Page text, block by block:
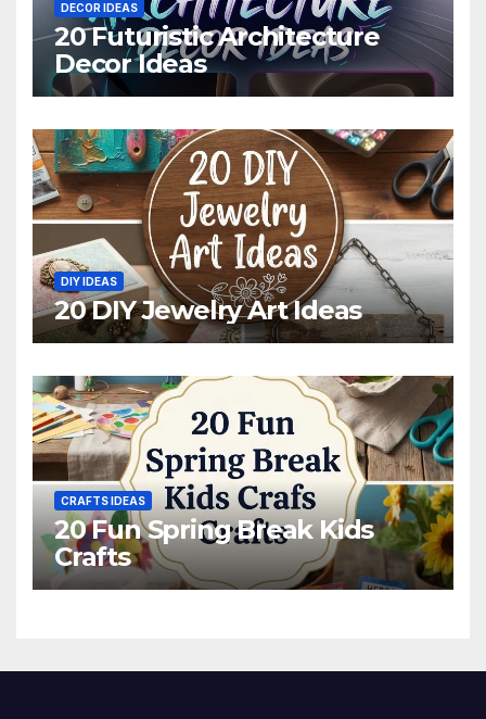
DECOR IDEAS
20 Futuristic Architecture
Decor Ideas
DIY IDEAS
20 DIY Jewelry Art Ideas
CRAFTS IDEAS
20 Fun Spring Break Kids
Crafts